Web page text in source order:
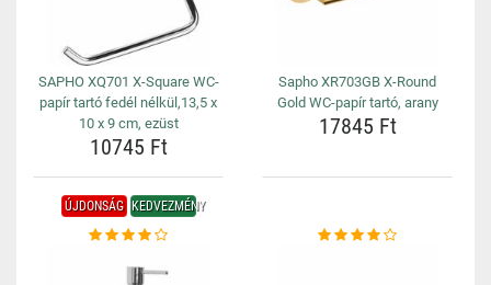
SAPHO XQ701 X-Square WC-
papír tartó fedél nélkül,13,5 x
10 x 9 cm, ezüst
10745 Ft
Sapho XR703GB X-Round
Gold WC-papír tartó, arany
17845 Ft
ÚJDONSÁG KEDVEZMÉNY